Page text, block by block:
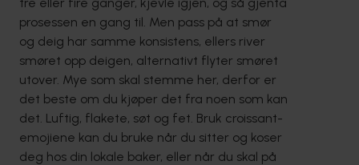
prosessen en gang til. Men pass på at smør
og deig har samme konsistens, ellers river
smøret opp deigen, alternativt flyter smøret
utover. Mye som skal stemme her, derfor er
det beste om du kjøper det fra noen som kan
det. Luftig, flakete, søt og fet. Bruk croissant-
emojiene kan du bruke når du sitter og koser
deg hos din lokale baker, eller når du skal på